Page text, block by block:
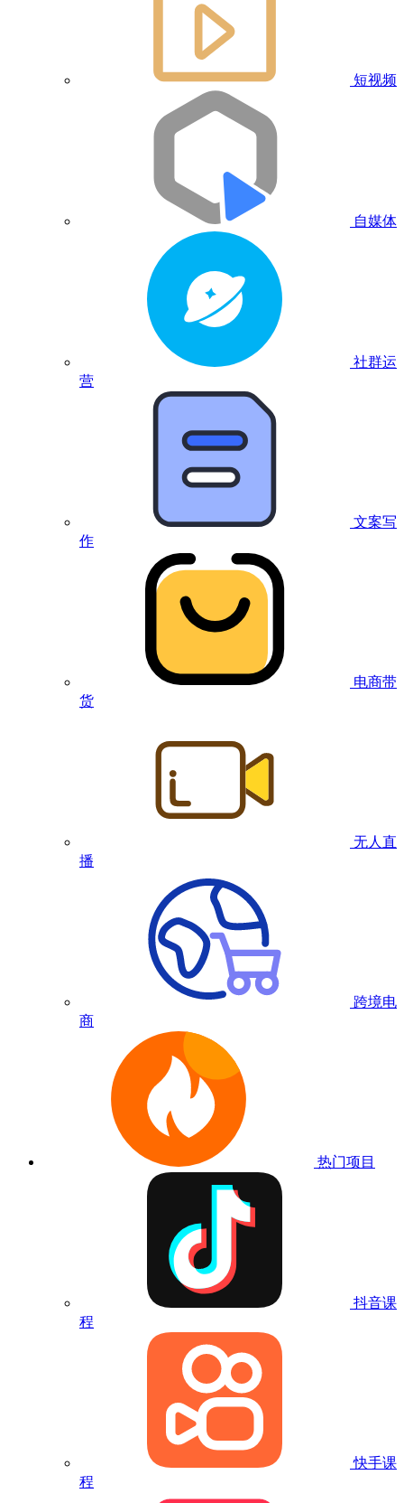
短视频
自媒体
社群运
营
文案写
作
电商带
货
无人直
播
跨境电
商
热门项目
抖音课
程
快手课
程